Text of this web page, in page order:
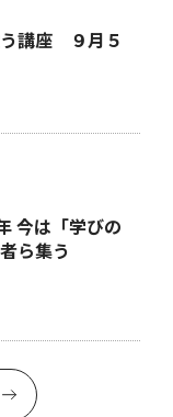
講座 ９月５
今は「学びの
ら集う